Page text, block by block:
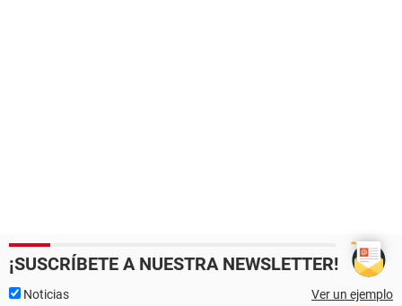
¡SUSCRÍBETE A NUESTRA NEWSLETTER!
Noticias Ver un ejemplo